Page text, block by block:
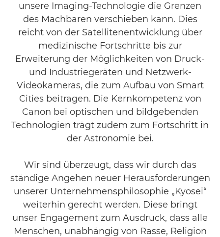
unsere Imaging-Technologie die Grenzen
des Machbaren verschieben kann. Dies
reicht von der Satellitenentwicklung über
medizinische Fortschritte bis zur
Erweiterung der Möglichkeiten von Druck-
und Industriegeräten und Netzwerk-
Videokameras, die zum Aufbau von Smart
Cities beitragen. Die Kernkompetenz von
Canon bei optischen und bildgebenden
Technologien trägt zudem zum Fortschritt in
der Astronomie bei.
Wir sind überzeugt, dass wir durch das
ständige Angehen neuer Herausforderungen
unserer Unternehmensphilosophie „Kyosei“
weiterhin gerecht werden. Diese bringt
unser Engagement zum Ausdruck, dass alle
Menschen, unabhängig von Rasse, Religion